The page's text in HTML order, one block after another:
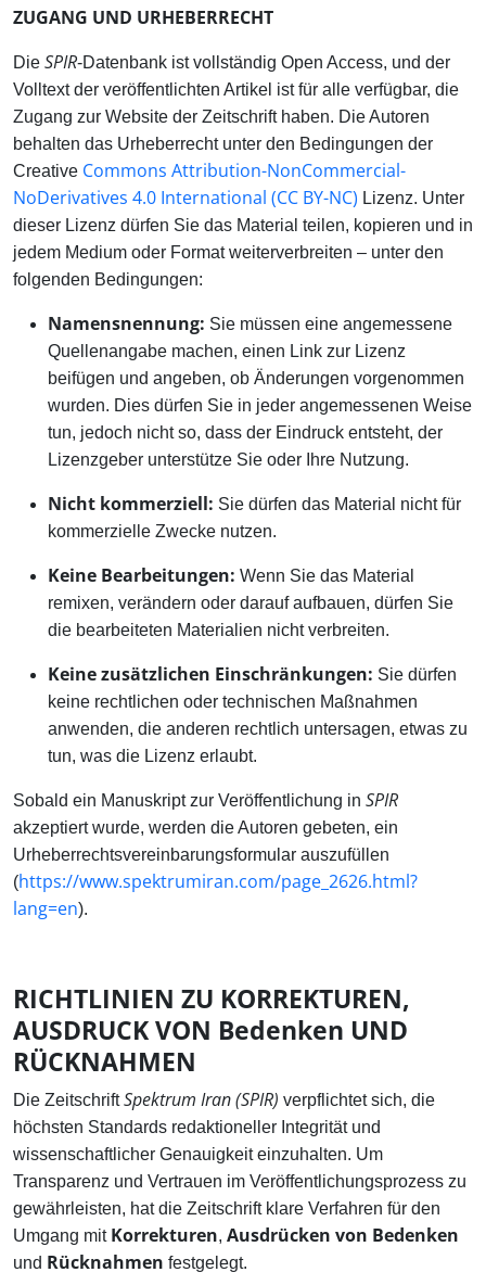
ZUGANG UND URHEBERRECHT
Die SPIR-Datenbank ist vollständig Open Access, und der
Volltext der veröffentlichten Artikel ist für alle verfügbar, die
Zugang zur Website der Zeitschrift haben. Die Autoren
behalten das Urheberrecht unter den Bedingungen der
Creative Commons Attribution-NonCommercial-
NoDerivatives 4.0 International (CC BY-NC) Lizenz. Unter
dieser Lizenz dürfen Sie das Material teilen, kopieren und in
jedem Medium oder Format weiterverbreiten – unter den
folgenden Bedingungen:
Namensnennung: Sie müssen eine angemessene
Quellenangabe machen, einen Link zur Lizenz
beifügen und angeben, ob Änderungen vorgenommen
wurden. Dies dürfen Sie in jeder angemessenen Weise
tun, jedoch nicht so, dass der Eindruck entsteht, der
Lizenzgeber unterstütze Sie oder Ihre Nutzung.
Nicht kommerziell: Sie dürfen das Material nicht für
kommerzielle Zwecke nutzen.
Keine Bearbeitungen: Wenn Sie das Material
remixen, verändern oder darauf aufbauen, dürfen Sie
die bearbeiteten Materialien nicht verbreiten.
Keine zusätzlichen Einschränkungen: Sie dürfen
keine rechtlichen oder technischen Maßnahmen
anwenden, die anderen rechtlich untersagen, etwas zu
tun, was die Lizenz erlaubt.
Sobald ein Manuskript zur Veröffentlichung in SPIR
akzeptiert wurde, werden die Autoren gebeten, ein
Urheberrechtsvereinbarungsformular auszufüllen
(https://www.spektrumiran.com/page_2626.html?
lang=en).
RICHTLINIEN ZU KORREKTUREN,
AUSDRUCK VON Bedenken UND
RÜCKNAHMEN
Die ZeitschriftSpektrum Iran (SPIR) verpflichtet sich, die
höchsten Standards redaktioneller Integrität und
wissenschaftlicher Genauigkeit einzuhalten. Um
Transparenz und Vertrauen im Veröffentlichungsprozess zu
gewährleisten, hat die Zeitschrift klare Verfahren für den
Umgang mit Korrekturen, Ausdrücken von Bedenken
und Rücknahmen festgelegt.